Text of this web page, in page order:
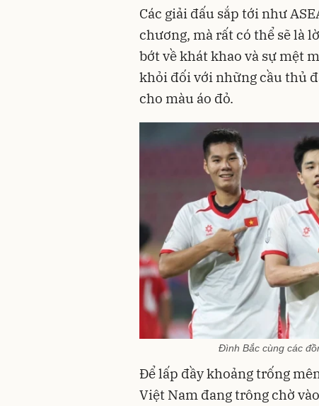
Các giải đấu sắp tới như
chương, mà rất có thể sẽ là
bớt về khát khao và sự mệt
khỏi đối với những cầu thủ
cho màu áo đỏ.
Đình Bắc cùng các
Để lấp đầy khoảng trống
Việt Nam đang trông chờ